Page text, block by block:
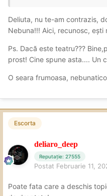
:))))
Deliuta, nu te-am contrazis,
Nebuna!!! Aici, recunosc, ești
Ps. Dacă este teatru???
prost! Cine spune asta.... Un
O seara frumoasa,
Escorta
deliaro_deep
Reputație: 27555
Postat Februarie 11,
Poate fata care a deschis